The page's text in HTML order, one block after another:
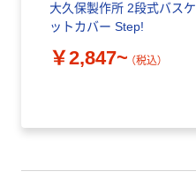
大久保製作所 2段式バスケ
ットカバー Step!
￥2,847~ （税込）